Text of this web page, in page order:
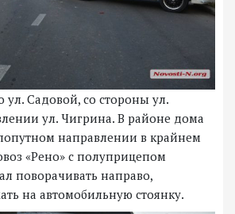
ул. Садовой, со стороны ул.
ул. Чигрина. В районе дома
направлении в крайнем
«Рено» с полуприцепом
поворачивать направо,
на автомобильную стоянку.